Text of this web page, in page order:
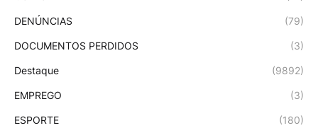
DENÚNCIAS (79)
DOCUMENTOS PERDIDOS (3)
Destaque (9892)
EMPREGO (3)
ESPORTE (180)